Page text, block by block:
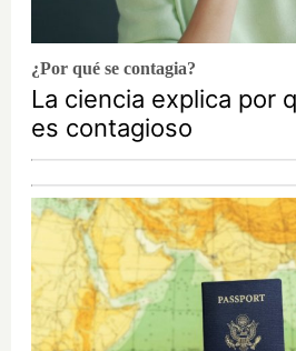
¿Por qué se contagia?
La ciencia explica por
es contagioso